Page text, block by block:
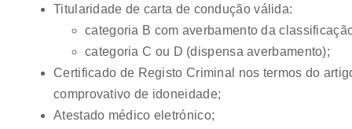
Titularidade de carta de condução válida:
categoria B com averbamento da
categoria C ou D (dispensa averbamento);
Certificado de Registo Criminal nos termos do
comprovativo de idoneidade;
Atestado médico eletrónico;